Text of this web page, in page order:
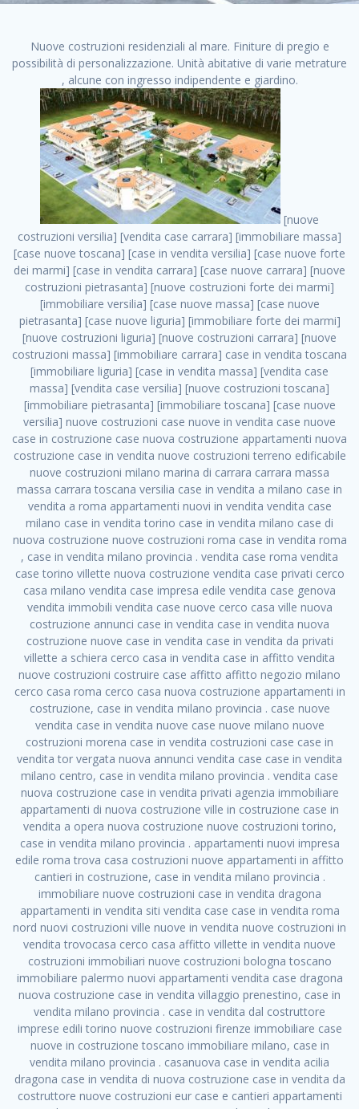
Nuove costruzioni residenziali al mare. Finiture di pregio e
possibilità di personalizzazione. Unità abitative di varie metrature
, alcune con ingresso indipendente e giardino.
[nuove costruzioni versilia] [vendita case carrara] [immobiliare massa] [case nuove toscana] [case in vendita versilia] [case nuove forte dei marmi] [case in vendita carrara] [case nuove carrara] [nuove costruzioni pietrasanta] [nuove costruzioni forte dei marmi] [immobiliare versilia] [case nuove massa] [case nuove pietrasanta] [case nuove liguria] [immobiliare forte dei marmi] [nuove costruzioni liguria] [nuove costruzioni carrara] [nuove costruzioni massa] [immobiliare carrara] case in vendita toscana [immobiliare liguria] [case in vendita massa] [vendita case massa] [vendita case versilia] [nuove costruzioni toscana] [immobiliare pietrasanta] [immobiliare toscana] [case nuove versilia] nuove costruzioni case nuove in vendita case nuove case in costruzione case nuova costruzione appartamenti nuova costruzione case in vendita nuove costruzioni terreno edificabile nuove costruzioni milano marina di carrara carrara massa massa carrara toscana versilia case in vendita a milano case in vendita a roma appartamenti nuovi in vendita vendita case milano case in vendita torino case in vendita milano case di nuova costruzione nuove costruzioni roma case in vendita roma , case in vendita milano provincia . vendita case roma vendita case torino villette nuova costruzione vendita case privati cerco casa milano vendita case impresa edile vendita case genova vendita immobili vendita case nuove cerco casa ville nuova costruzione annunci case in vendita case in vendita nuova costruzione nuove case in vendita case in vendita da privati villette a schiera cerco casa in vendita case in affitto vendita nuove costruzioni costruire case affitto affitto negozio milano cerco casa roma cerco casa nuova costruzione appartamenti in costruzione, case in vendita milano provincia . case nuove vendita case in vendita nuove case nuove milano nuove costruzioni morena case in vendita costruzioni case case in vendita tor vergata nuova annunci vendita case case in vendita milano centro, case in vendita milano provincia . vendita case nuova costruzione case in vendita privati agenzia immobiliare appartamenti di nuova costruzione ville in costruzione case in vendita a opera nuova costruzione nuove costruzioni torino, case in vendita milano provincia . appartamenti nuovi impresa edile roma trova casa costruzioni nuove appartamenti in affitto cantieri in costruzione, case in vendita milano provincia . immobiliare nuove costruzioni case in vendita dragona appartamenti in vendita siti vendita case case in vendita roma nord nuovi costruzioni ville nuove in vendita nuove costruzioni in vendita trovocasa cerco casa affitto villette in vendita nuove costruzioni immobiliari nuove costruzioni bologna toscano immobiliare palermo nuovi appartamenti vendita case dragona nuova costruzione case in vendita villaggio prenestino, case in vendita milano provincia . case in vendita dal costruttore imprese edili torino nuove costruzioni firenze immobiliare case nuove in costruzione toscano immobiliare milano, case in vendita milano provincia . casanuova case in vendita acilia dragona case in vendita di nuova costruzione case in vendita da costruttore nuove costruzioni eur case e cantieri appartamenti in vendita nuova costruzione case in vendita a dragona roma case in vendita nuove case in costruzione porta portese immobiliare appartamenti cerco casa disperatamente case in vendita torresina cascine in vendita vendita immobili roma, case in vendita milano provincia . milano nuove costruzioni morena case in vendita costruzioni edili nuove costruzioni catania visure catastali on line gratis nuove costruzioni monza case in costruzione milano, case in vendita milano provincia . nuove costruzioni boccea vendita immobili milano attico immobiliare roma vendita imprese edili bergamo impresa edile bologna case in vendita a classe appartamento nuovo nuove costruzioni pietralata case costruzione case in vendita roma sud nuove costruzioni residenziali a milano appartamenti nuova costruzione milano case in vendita boccea case in vendita morena nuove costruzioni vendita immobili privati, case in vendita milano provincia . comprare casa nuova costruzione case in vendita con leasing case in vendita ostia antica case nuova costruzione milano appartamenti nuovi milano case nuove roma nuove costruzioni bari edilizia convenzionata case in vendita a tortona villaggio prenestino case in vendita toscano immobiliare professione casa nuove costruzioni parma impresa costruzioni nuove case nuove costruzioni bergamo vendita immobili torino ville di nuova costruzione solo affitti appartamento nuovo in vendita appartamenti nuova costruzione roma case nuova costruzione roma, case in vendita milano provincia . nuove costruzioni a milano case in costruzione roma impresa di costruzioni grimaldi immobiliare costruzioni villetta nuova costruzione case in vendita da imprese edili cerco casa a acquisto casa in costruzione nuove costruzioni mare costruzioni immobiliari cantieri nuove costruzioni acquisto casa nuova costruzione nuove costruzioni padova comprare casa in costruzione impresa edile napoli nuove costruzioni pescara casa risorse immobiliari, case in vendita milano provincia . immobili in costruzione villette nuove villette nuove in vendita gabetti imprese edili verona nuove costruzioni milano sud nuovi immobili nuove costruzioni legnano, case in vendita milano provincia . cantieri nuove costruzioni milano villa nuova case vendita nuove costruzioni appartamenti in vendita nuovi immobili nuovi costruttori case imprese edili brescia nuovi appartamenti milano case in vendita selva nera casa nuova retecasa case nuova costruzione in vendita monolocale imprese edili firenze imprese edili padova frimm vendita case dragona nuove costruzioni vendita imprese edili parma imprese di costruzioni milano immobiliare toscano frimm immobiliare roma case case dal costruttore acquisto terreno agricolo imprese edili italiane roma vende casa case nuove a milano nuove costruzioni a roma imprese costruzioni roma cerco casa nuova immobili di nuova costruzione case in vendita castelverde roma impresa edile palermo rent to buy roma nuove costruzioni, case in vendita milano provincia . tempocasa case in vendita a riscatto nuove costruzioni varese nuove costruzioni bolzano vendita case in costruzione nuove costruzioni lecce cantiere milano costruire villa imprese edili treviso impresa edile catania case in vendita roma tiburtina vendita appartamenti nuova costruzione vendita immobili commerciali case nuove in vendita milano nuove costruzioni seregno cerca casa vendita cerco casa milano vendita nuove costruzioni milano ovest vendita case nuove milano imprese edili modena nuove costruzioni milano centro case in vendita aranova nuove abitazioni, case in vendita milano provincia ., case in vendita milano provincia . nuove costruzioni brescia nuove costruzioni como appartamenti nuovi in vendita a milano case in vendita bologna nuove costruzioni appartamenti in vendita milano nuova costruzione imprese edili como morena nuove costruzioni nuove costruzioni case vendita appartamenti nuovi nuove costruzioni salerno eurekasa villette in costruzione bilocali nuovi case nuove in vendita a roma case in vendita con permuta nuove costruzioni trento impresa edile varese imprese costruzioni milano imprese edili venezia case in vendita prenestina imprese edili spa nuove costruzioni gallarate roma nuove costruzioni case in nuova costruzione nuovi case nuove in vendita a milano nuove costruzioni loano nuovi cantieri milano imprese edili novara case in vendita roma est imprese di costruzioni roma appartamenti in costruzione milano nuovi cantieri cerco casa vendita milano nuove costruzioni brugherio vendita case da imprese edili imprese edili udine nuove costruzioni direttamente dal costruttore imprese edili vicenza case in vendita a loano nuova costruzione nuove villette prezzi case nuove case in vendita in costruzione compravendita terreno agricolo cantiere, case in vendita milano provincia . case in vendita milano navigli costruzione nuova casa costruzioni nuove milano nuove costruzioni roma rent to buy nuove costruzioni taranto palazzo in costruzione vendita appartamenti nuova costruzione milano centro costruzioni milano case in vendita milano nuove costruzioni case in vendita milano sud impresa edile como case nuove a roma boccea case in vendita imprese edili trento nuove costruzioni buccinasco case in costruzione a milano nuove costruzioni ripamonti case in vendita a salerno nuove costruzioni nuove residenze milano case nuove vendita milano nuove costruzioni milano nord nuove costruzioni livorno vendita nuove costruzioni roma nuove costruzioni liguria costruzioni roma cerco casa roma vendita nuove costruzioni classe a impresa edile rimini nuovi annunci case in vendita nuove costruzioni magenta todini costruzioni case grezze in vendita vendita appartamenti nuovi milano case in vendita gallaratese milano nuove costruzioni arezzo, case in vendita milano provincia . case in vendita castelverde case nuove dal costruttore nuovo appartamento nuove costruzioni desenzano imprese edili lombardia imprese edili veneto appartamenti in costruzione roma case vendita pescara nuove costruzioni case in vendita ad acilia imprese edili verona e provincia nuove costruzioni desio appartamenti classe a milano firenze nuove costruzioni pirelli re immobiliare grandi imprese di costruzioni case in vendita torresina roma case in vendita navigli milano nuove costruzioni roma centro nuovecostruzioni appartamenti nuovi a milano impresa edile ancona nuove residenze dragona case in vend